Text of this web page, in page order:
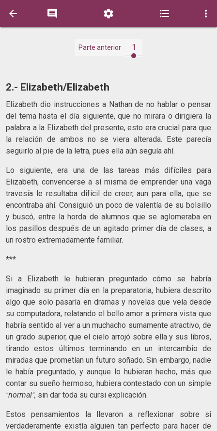
    
Parte anterior 1
2.- Elizabeth/Elizabeth
Elizabeth dio instrucciones a Nathan de no hablar o pensar
del tema hasta el día siguiente, que no mirara o dirigiera la
palabra a la Elizabeth del presente, esto era crucial para que
la relación de ambos no se viera alterada. Este parecía
seguirlo al pie de la letra, pues ella aún seguía ahí.
Lo siguiente, era una de las tareas más difíciles para
Elizabeth, convencerse a sí misma de emprender una vaga
travesía le resultaba difícil de creer, aun para ella, que se
encontraba ahí. Consiguió un poco de valentía de su bolsillo
y buscó, entre la horda de alumnos que se aglomeraba en
los pasillos después de un agitado primer día de clases, a
un rostro extremadamente familiar.
***
Si a Elizabeth le hubieran preguntado cómo se habría
imaginado su primer día en la preparatoria, hubiera descrito
algo que solo pasaría en dramas y novelas que veía desde
su computadora, relatando el bello amor a primera vista que
habría sentido al ver a un muchacho sumamente atractivo, de
un grado superior, que el cielo arrojó sobre ella y sus libros,
tirando estos últimos terminando en un intercambio de
miradas que prometían un futuro soñado. Sin embargo, nadie
le había preguntado, y aunque lo hubieran hecho, más que
contar su sueño hermoso, hubiera contestado con un simple
"normal", sin dar toda su cursi explicación.
Estos pensamientos la llevaron a reflexionar sobre si
verdaderamente existía alguien tan perfecto para hacer de